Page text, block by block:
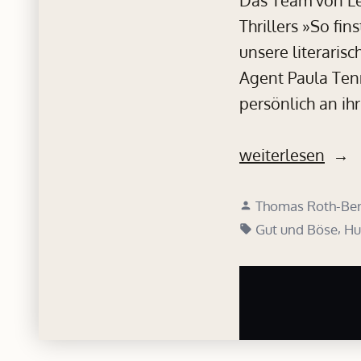
Thrillers »So
unsere
Agent Paula
persönlich an
„Interview
die
Leserkanone“
weiterlesen
Verfasst
von
Thomas Roth-
Schlagwörter:
Gut und Böse,